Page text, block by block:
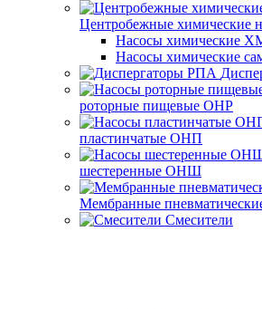
Центробежные химические
Насосы химические
Насосы химические
роторные пищевые ОНР
пластинчатые ОНП
шестеренные ОНШ
Мембранные
Смесители